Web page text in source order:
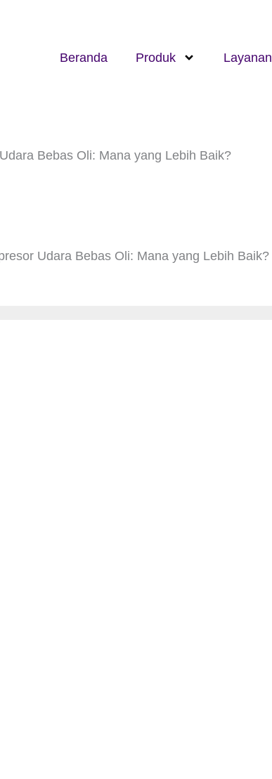
Beranda Produk Layanan
Bebas Oli: Mana yang Lebih Baik?
Udara Bebas Oli: Mana yang Lebih Baik?